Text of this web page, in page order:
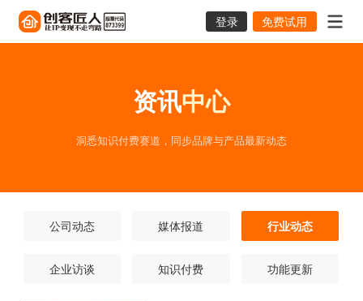
登录 免费试用
资讯中心
洞悉知识付费赛道，同步品牌与产品最新动态
公司动态 媒体报道 行业动态
企业访谈 知识付费 功能更新